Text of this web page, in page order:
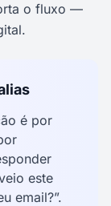
o fluxo —
é por
este
email?”.